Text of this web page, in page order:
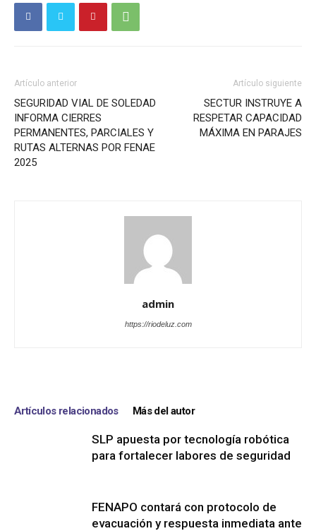
Artículo anterior
SEGURIDAD VIAL DE SOLEDAD
INFORMA CIERRES
PERMANENTES, PARCIALES Y
RUTAS ALTERNAS POR FENAE
2025
Artículo siguiente
SECTUR INSTRUYE A
RESPETAR CAPACIDAD
MÁXIMA EN PARAJES
admin
https://riodeluz.com
Artículos relacionados Más del autor
SLP apuesta por tecnología robótica
para fortalecer labores de seguridad
FENAPO contará con protocolo de
evacuación y respuesta inmediata ante